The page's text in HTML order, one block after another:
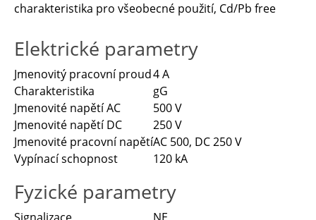
charakteristika pro všeobecné použití, Cd/Pb free
Elektrické parametry
Jmenovitý pracovní proud4 A
Charakteristika
gG
Jmenovité napětí AC
500 V
Jmenovité napětí DC
250 V
Jmenovité pracovní napětíAC 500, DC 250 V
Vypínací schopnost
120 kA
Fyzické parametry